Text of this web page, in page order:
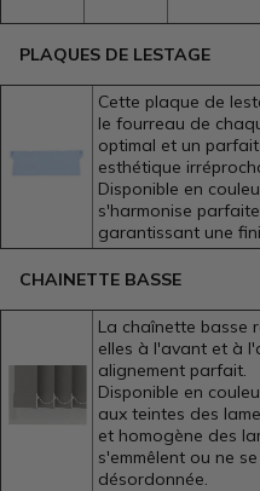
PLAQUES DE LESTAGE
Cette plaque de
le fourreau de
optimal et un
esthétique
Disponible en
s'harmonise
garantissant une
CHAINETTE BASSE
La chaînette basse
elles à l'avant et à
alignement parfait.
Disponible en
aux teintes des
et homogène des
s'emmêlent ou ne
désordonnée.